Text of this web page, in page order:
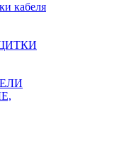
кабеля